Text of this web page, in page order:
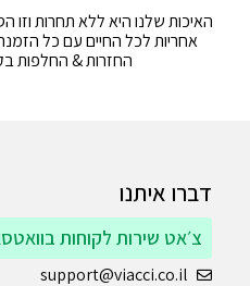
האיכות שלנו היא ללא תחרות וזו
אחריות לכל החיים עם כל
החזרות & החלפות
דברו איתנו
צ׳אט שירות לקוחות
support@viacci.co.il